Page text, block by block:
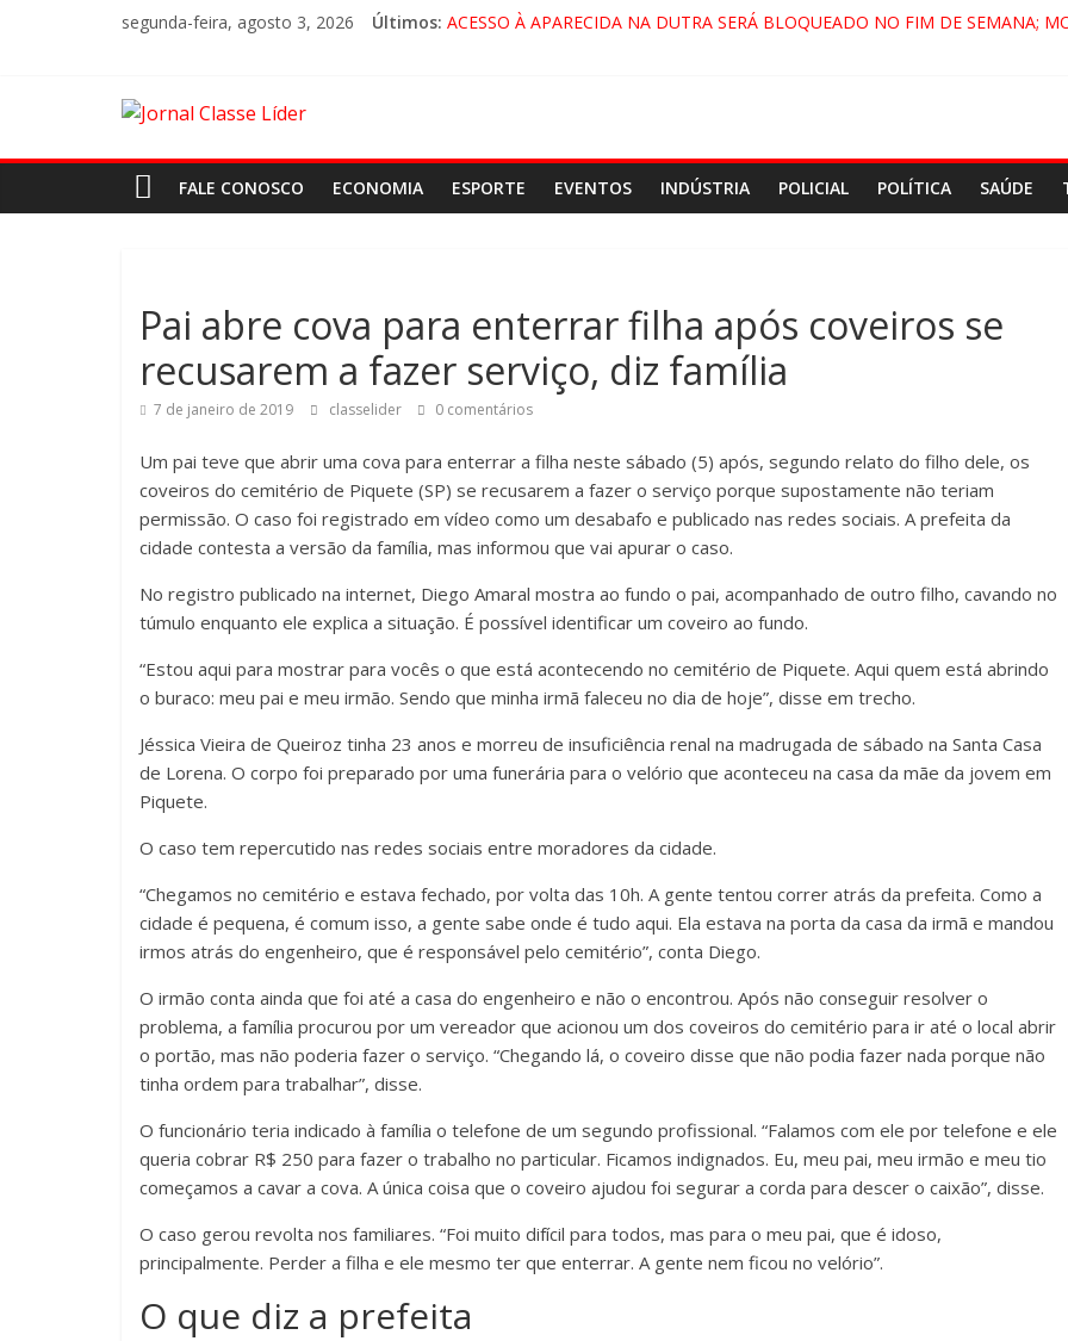
segunda-feira, agosto 3, 2026 Últimos: ACESSO À APARECIDA NA DUTRA SERÁ BLOQUEADO NO FIM DE SEMANA;
FALE CONOSCO ECONOMIA ESPORTE EVENTOS INDÚSTRIA POLICIAL POLÍTICA SAÚDE
Pai ​abre cova ​para enterrar filha ​​após coveiros se
recusarem a fazer serviço, diz família
7 de janeiro de 2019 classelider 0 comentários
Um pai teve que abrir uma cova para enterrar a filha neste sábado (5) após, segundo relato do filho dele, os
coveiros do cemitério de Piquete (SP) se recusarem a fazer o serviço porque supostamente não teriam
permissão. O caso foi registrado em vídeo como um desabafo e publicado nas redes sociais. A prefeita da
cidade contesta a versão da família, mas informou que vai apurar o caso.
No registro publicado na internet, Diego Amaral mostra ao fundo o pai, acompanhado de outro filho, cavando no
túmulo enquanto ele explica a situação. É possível identificar um coveiro ao fundo.
“Estou aqui para mostrar para vocês o que está acontecendo no cemitério de Piquete. Aqui quem está abrindo
o buraco: meu pai e meu irmão. Sendo que minha irmã faleceu no dia de hoje”, disse em trecho.
Jéssica Vieira de Queiroz tinha 23 anos e morreu de insuficiência renal na madrugada de sábado na Santa Casa
de Lorena. O corpo foi preparado por uma funerária para o velório que aconteceu na casa da mãe da jovem em
Piquete.
O caso tem repercutido nas redes sociais entre moradores da cidade.
“Chegamos no cemitério e estava fechado, por volta das 10h. A gente tentou correr atrás da prefeita. Como a
cidade é pequena, é comum isso, a gente sabe onde é tudo aqui. Ela estava na porta da casa da irmã e mandou
irmos atrás do engenheiro, que é responsável pelo cemitério”, conta Diego.
O irmão conta ainda que foi até a casa do engenheiro e não o encontrou. Após não conseguir resolver o
problema, a família procurou por um vereador que acionou um dos coveiros do cemitério para ir até o local abrir
o portão, mas não poderia fazer o serviço. “Chegando lá, o coveiro disse que não podia fazer nada porque não
tinha ordem para trabalhar”, disse.
O funcionário teria indicado à família o telefone de um segundo profissional. “Falamos com ele por telefone e ele
queria cobrar R$ 250 para fazer o trabalho no particular. Ficamos indignados. Eu, meu pai, meu irmão e meu tio
começamos a cavar a cova. A única coisa que o coveiro ajudou foi segurar a corda para descer o caixão”, disse.
O caso gerou revolta nos familiares. “Foi muito difícil para todos, mas para o meu pai, que é idoso,
principalmente. Perder a filha e ele mesmo ter que enterrar. A gente nem ficou no velório”.
O que diz a prefeita